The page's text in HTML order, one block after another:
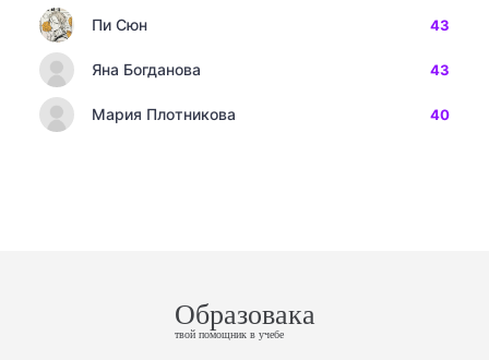
Пи Сюн 43
Яна Богданова 43
Мария Плотникова 40
Образовака
твой помощник в учебе